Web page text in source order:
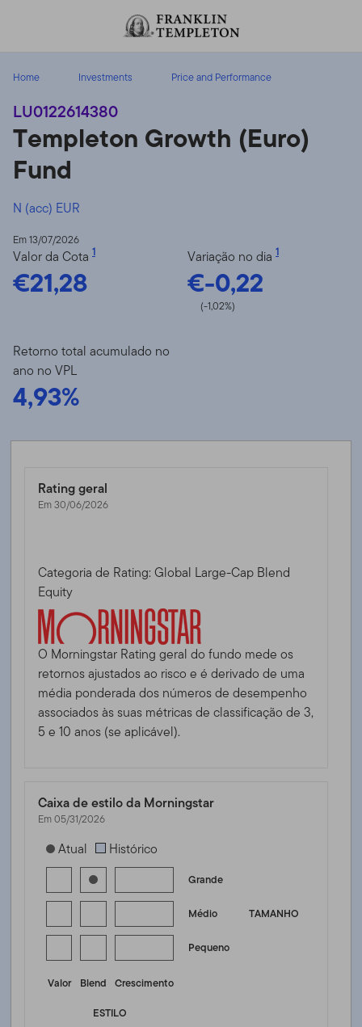
Home Investments Price and Performance
LU0122614380
Templeton Growth (Euro)
Fund
N (acc) EUR
Em 13/07/2026
Valor da Cota 1
€21,28
Variação no dia 1
€-0,22
(-1,02%)
Retorno total acumulado no
ano no VPL
4,93%
Rating geral
Em 30/06/2026
Categoria de Rating: Global Large-Cap Blend
Equity
O Morningstar Rating geral do fundo mede os
retornos ajustados ao risco e é derivado de uma
média ponderada dos números de desempenho
associados às suas métricas de classificação de 3,
5 e 10 anos (se aplicável).
Caixa de estilo da Morningstar
Em 05/31/2026
[products.morningstar-stylebox-title-sr-equity]
Atual Histórico
Grande
TAMANHO
Médio
Pequeno
Valor Blend
Crescimento
ESTILO